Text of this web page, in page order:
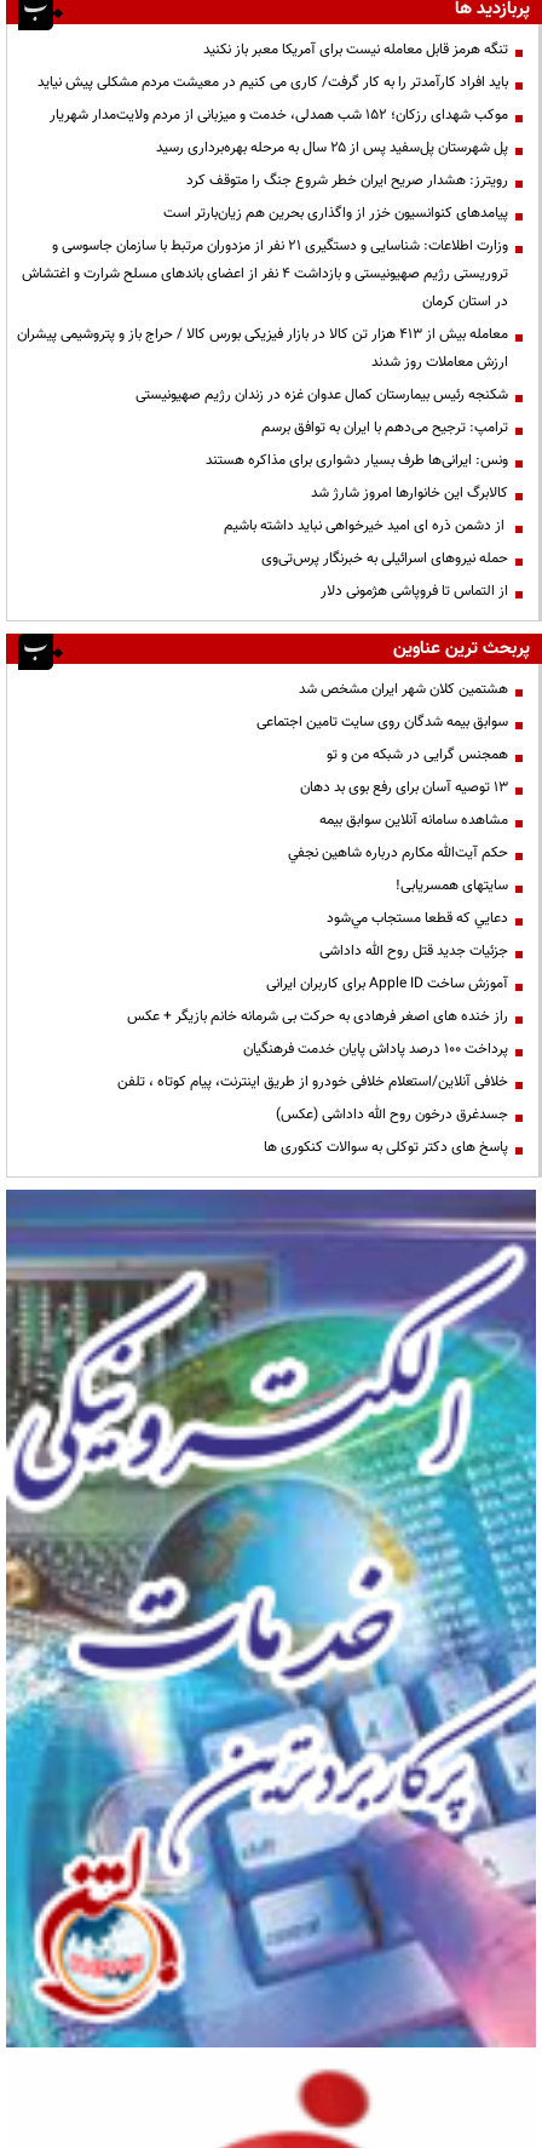
پربازدید ها
تنگه هرمز قابل معامله نیست برای آمریکا معبر باز نکنید
باید افراد کارآمدتر را به کار گرفت/ کاری می کنیم در معیشت مردم مشکلی پیش نیاید
موکب شهدای رزکان؛ ۱۵۲ شب همدلی، خدمت و میزبانی از مردم ولایت‌مدار شهریار
پل شهرستان پل‌سفید پس از ۲۵ سال به مرحله بهره‌برداری رسید
رویترز: هشدار صریح ایران خطر شروع جنگ را متوقف کرد
پیامدهای کنوانسیون خزر از واگذاری بحرین هم زیان‌بارتر است
وزارت اطلاعات: شناسایی و دستگیری ۲۱ نفر از مزدوران مرتبط با سازمان جاسوسی و
تروریستی رژیم صهیونیستی و بازداشت ۴ نفر از اعضای باندهای مسلح شرارت و اغتشاش
در استان کرمان
معامله بیش از ۴۱۳ هزار تن کالا در بازار فیزیکی بورس کالا / حراج باز و پتروشیمی پیشران
ارزش معاملات روز شدند
شکنجه رئیس بیمارستان کمال عدوان غزه در زندان رژیم صهیونیستی
ترامپ: ترجیح می‌دهم با ایران به توافق برسم
ونس: ایرانی‌ها طرف بسیار دشواری برای مذاکره هستند
کالابرگ این خانوارها امروز شارژ شد
از دشمن ذره ای امید خیرخواهی نباید داشته باشیم
حمله نیروهای اسرائیلی به خبرنگار پرس‌تی‌وی
از التماس تا فروپاشی هژمونی دلار
پربحث ترین عناوین
هشتمین کلان شهر ایران مشخص شد
سوابق بیمه شدگان روی سایت تامین اجتماعی
همجنس گرایی در شبکه من و تو
13 توصیه آسان برای رفع بوی بد دهان
مشاهده سامانه آنلاين سوابق بیمه
حكم آيت‌الله مكارم درباره شاهين نجفي
سایتهای همسریابی!
دعايي كه قطعا مستجاب مي‌شود
جزئیات جدید قتل روح الله داداشی
آموزش ساخت Apple ID برای کاربران ایرانی
راز خنده های اصغر فرهادی به حرکت بی شرمانه خانم بازیگر + عکس
پرداخت ۱۰۰ درصد پاداش پایان خدمت فرهنگیان
خلافی آنلاین/استعلام خلافی خودرو از طریق اینترنت، پیام کوتاه ، تلفن
جسدغرق درخون روح الله داداشی (عکس)
پاسخ های دکتر توکلی به سوالات کنکوری ها